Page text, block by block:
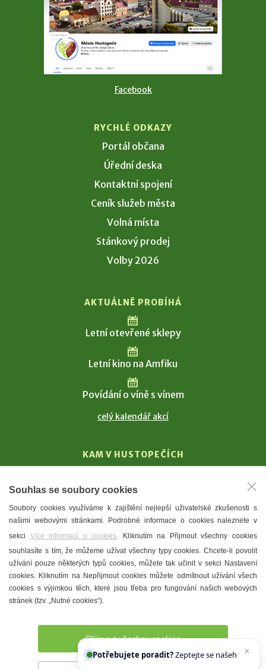
Facebook
RYCHLÉ ODKAZY
Portál občana
Úřední deska
Kontaktní spojení
Ceník služeb města
Volná místa
Stánkový prodej
Volby 2026
AKTUÁLNĚ PROBÍHÁ
Letní otevřené sklepy
Letní kino na Amfiku
Povídání o víně s vínem
celý kalendář akcí
KAM V HUSTOPEČÍCH
T. G. Masaryk
Mandloně
Ubytování
Restaurace
Městské muzeum a galerie
Denní meníčka
Souhlas se soubory cookies
Soubory cookies využíváme k zajištění nejlepší uživatelské zkušenosti s
našimi webovými stránkami. Podrobné informace o cookies naleznete v
sekci Více informací o cookies. Kliknutím na Přijmout všechny cookies
souhlasíte s tím, že můžeme užívat všechny typy cookies. Chcete-li povolit
užívání pouze některých typů cookies, můžete tak učinit v sekci Nastavení
cookies. Kliknutím na Nepřijmout cookies můžete odmítnout užívání všech
cookies s výjimkou těch, které jsou třeba pro fungování našich webových
stránek (tzv. „Nutné cookies“).
Přijmout všechny cookies
Potřebujete poradit?